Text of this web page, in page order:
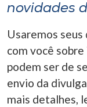
novidades
Usaremos
com você
podem ser de
envio da
mais detalhes,